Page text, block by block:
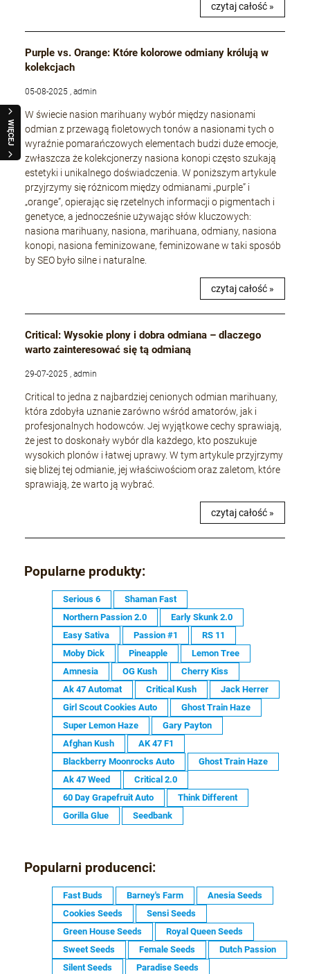
WIĘCEJ
czytaj całość »
Purple vs. Orange: Które kolorowe odmiany królują w
kolekcjach
05-08-2025 , admin
W świecie nasion marihuany wybór między nasionami
odmian z przewagą fioletowych tonów a nasionami tych o
wyraźnie pomarańczowych elementach budzi duże emocje,
zwłaszcza że kolekcjonerzy nasiona konopi często szukają
estetyki i unikalnego doświadczenia. W poniższym artykule
przyjrzymy się różnicom między odmianami „purple” i
„orange”, opierając się rzetelnych informacji o pigmentach i
genetyce, a jednocześnie używając słów kluczowych:
nasiona marihuany, nasiona, marihuana, odmiany, nasiona
konopi, nasiona feminizowane, feminizowane w taki sposób
by SEO było silne i naturalne.
czytaj całość »
Critical: Wysokie plony i dobra odmiana – dlaczego
warto zainteresować się tą odmianą
29-07-2025 , admin
Critical to jedna z najbardziej cenionych odmian marihuany,
która zdobyła uznanie zarówno wśród amatorów, jak i
profesjonalnych hodowców. Jej wyjątkowe cechy sprawiają,
że jest to doskonały wybór dla każdego, kto poszukuje
wysokich plonów i łatwej uprawy. W tym artykule przyjrzymy
się bliżej tej odmianie, jej właściwościom oraz zaletom, które
sprawiają, że warto ją wybrać.
czytaj całość »
Popularne produkty:
Serious 6
Shaman Fast
Northern Passion 2.0
Early Skunk 2.0
Easy Sativa
Passion #1
RS 11
Moby Dick
Pineapple
Lemon Tree
Amnesia
OG Kush
Cherry Kiss
Ak 47 Automat
Critical Kush
Jack Herrer
Girl Scout Cookies Auto
Ghost Train Haze
Super Lemon Haze
Gary Payton
Afghan Kush
AK 47 F1
Blackberry Moonrocks Auto
Ghost Train Haze
Ak 47 Weed
Critical 2.0
60 Day Grapefruit Auto
Think Different
Gorilla Glue
Seedbank
Popularni producenci:
Fast Buds Barney's Farm
Anesia Seeds
Cookies Seeds
Sensi Seeds
Green House Seeds
Royal Queen Seeds
Sweet Seeds
Female Seeds
Dutch Passion
Silent Seeds
Paradise Seeds